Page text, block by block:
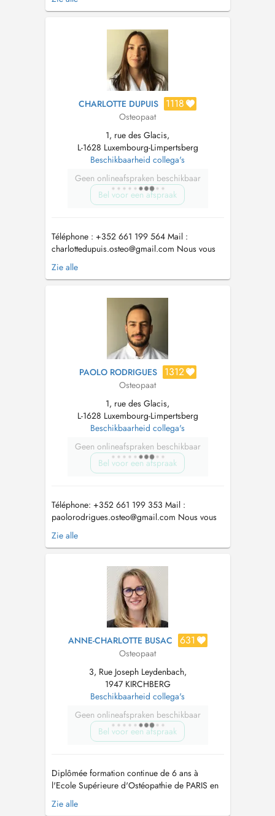
également obtenu mon diplôme. Cette double
charge fondée sur des connaissances
actualisées, rigoureuses et directement a...
CHARLOTTE DUPUIS 1118
Osteopaat
1, rue des Glacis,
L-1628 Luxembourg-Limpertsberg
Beschikbaarheid collega's
Geen onlineafspraken beschikbaar
Bel voor een afspraak
Téléphone : +352 661 199 564 Mail :
charlottedupuis.osteo@gmail.com Nous vous
informons que toute annulation moins de 12
heures à l'avance fera l'objet d'une facturation
: Pour réserver un soin Méthode RENATA
FRANCA (drainage lymphatique ou remodela...
Zie alle
PAOLO RODRIGUES 1312
Osteopaat
1, rue des Glacis,
L-1628 Luxembourg-Limpertsberg
Beschikbaarheid collega's
Geen onlineafspraken beschikbaar
Bel voor een afspraak
Téléphone: +352 661 199 353 Mail :
paolorodrigues.osteo@gmail.com Nous vous
informons que toute annulation moins de 12
heures à l'avance fera l'objet d'une facturation
L'ostéopathie est une approche thérapeutique
manuelle douce qui se fonde su...
Zie alle
ANNE-CHARLOTTE BUSAC 631
Osteopaat
3, Rue Joseph Leydenbach,
1947 KIRCHBERG
Beschikbaarheid collega's
Geen onlineafspraken beschikbaar
Bel voor een afspraak
Diplômée formation continue de 6 ans à
l'Ecole Supérieure d'Ostéopathie de PARIS en
2011, après plus de 10 ans dans un cabinet
pluridisciplinaire à Thionville en France,
Zie alle